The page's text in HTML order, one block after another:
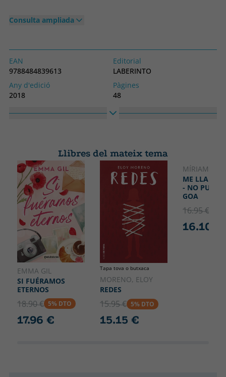
Consulta ampliada
EAN
9788484839613
Editorial
LABERINTO
Any d'edició
2018
Pàgines
48
Idioma
210
Llibres del mateix tema
EMMA GIL
SI FUÉRAMOS
ETERNOS
18.90 € 5% DTO
17.96 €
Tapa tova o butxaca
MORENO, ELOY
REDES
15.95 € 5% DTO
15.15 €
NOVETAT
MÍRIAM
ME LLAMO
- NO
GOA
16.95 €
16.10 €